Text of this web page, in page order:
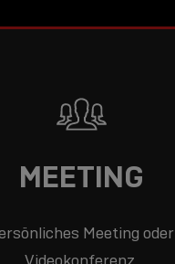
MEETING
Meeting oder